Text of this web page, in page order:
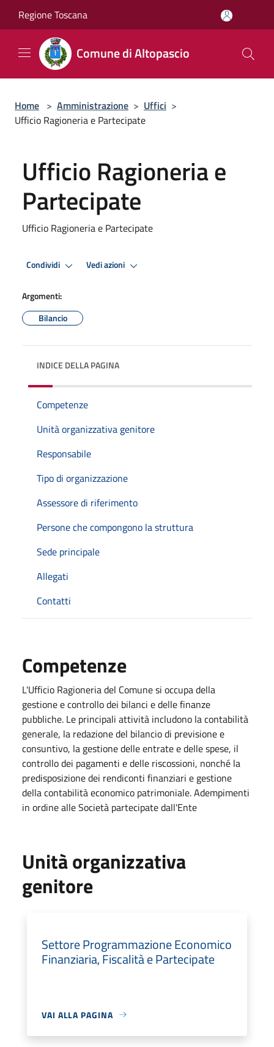
Regione Toscana
Comune di Altopascio
Home > Amministrazione > Uffici >
Ufficio Ragioneria e Partecipate
Ufficio Ragioneria e
Partecipate
Ufficio Ragioneria e Partecipate
Condividi Vedi azioni
Argomenti:
Bilancio
INDICE DELLA PAGINA
Competenze
Unità organizzativa genitore
Responsabile
Tipo di organizzazione
Assessore di riferimento
Persone che compongono la struttura
Sede principale
Allegati
Contatti
Competenze
L'Ufficio Ragioneria del Comune si occupa della
gestione e controllo dei bilanci e delle finanze
pubbliche. Le principali attività includono la contabilità
generale, la redazione del bilancio di previsione e
consuntivo, la gestione delle entrate e delle spese, il
controllo dei pagamenti e delle riscossioni, nonché la
predisposizione dei rendiconti finanziari e gestione
della contabilità economico patrimoniale. Adempimenti
in ordine alle Società partecipate dall'Ente
Unità organizzativa
genitore
Settore Programmazione Economico
Finanziaria, Fiscalità e Partecipate
VAI ALLA PAGINA